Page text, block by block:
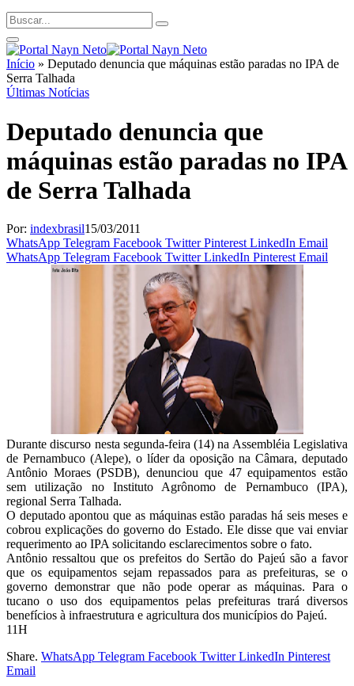
Início » Deputado denuncia que máquinas estão paradas no IPA de
Serra Talhada
Últimas Notícias
Deputado denuncia que
máquinas estão paradas no IPA
de Serra Talhada
Por: indexbrasil15/03/2011
WhatsApp Telegram Facebook Twitter Pinterest LinkedIn Email
WhatsApp Telegram Facebook Twitter LinkedIn Pinterest Email
Durante discurso nesta segunda-feira (14) na Assembléia Legislativa
de Pernambuco (Alepe), o líder da oposição na Câmara, deputado
Antônio Moraes (PSDB), denunciou que 47 equipamentos estão
sem utilização no Instituto Agrônomo de Pernambuco (IPA),
regional Serra Talhada.
O deputado apontou que as máquinas estão paradas há seis meses e
cobrou explicações do governo do Estado. Ele disse que vai enviar
requerimento ao IPA solicitando esclarecimentos sobre o fato.
Antônio ressaltou que os prefeitos do Sertão do Pajeú são a favor
que os equipamentos sejam repassados para as prefeituras, se o
governo demonstrar que não pode operar as máquinas. Para o
tucano o uso dos equipamentos pelas prefeituras trará diversos
benefícios à infraestrutura e agricultura dos municípios do Pajeú.
11H
Share. WhatsApp Telegram Facebook Twitter LinkedIn Pinterest
Email